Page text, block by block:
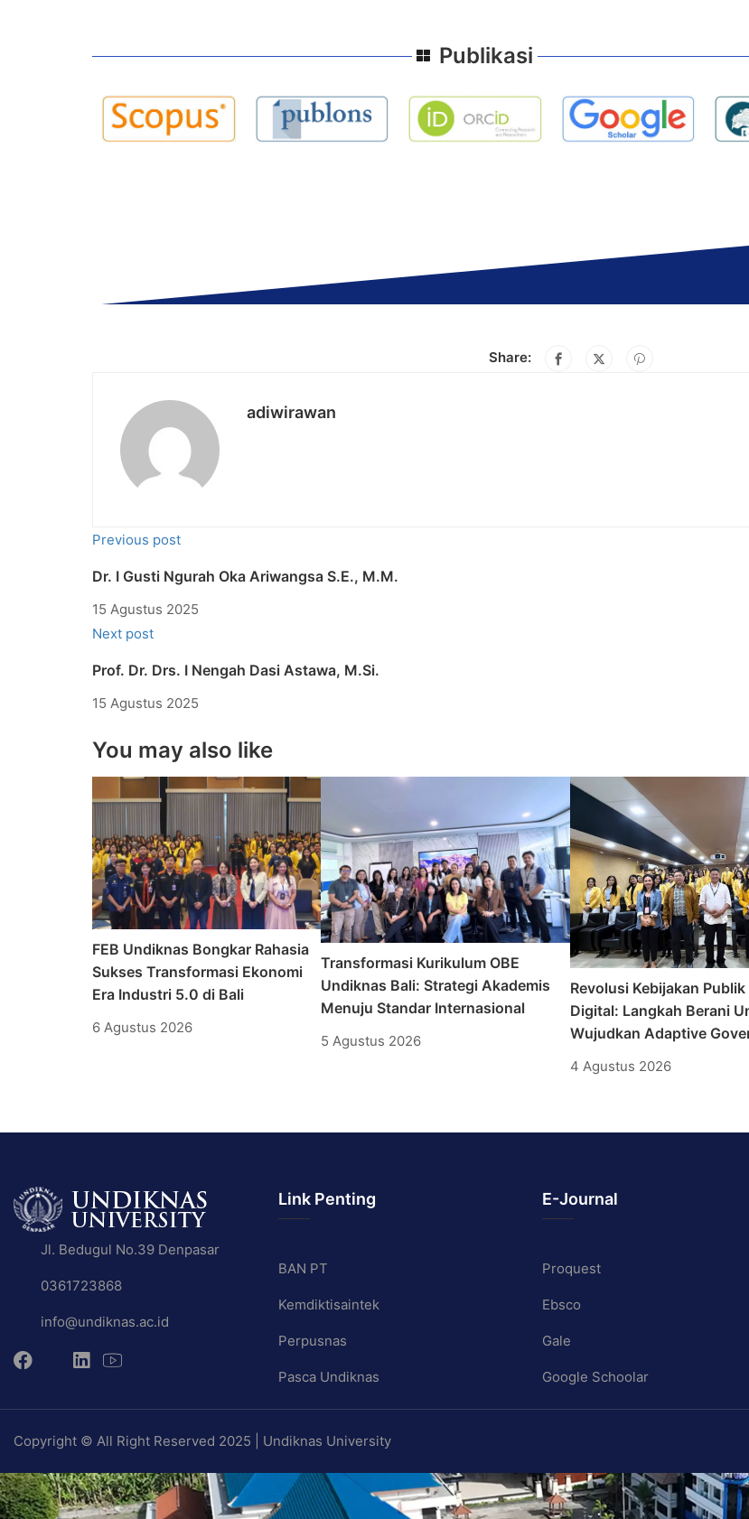
Publikasi
Share:
adiwirawan
Previous post
Dr. I Gusti Ngurah Oka Ariwangsa S.E., M.M.
15 Agustus 2025
Next post
Prof. Dr. Drs. I Nengah Dasi Astawa, M.Si.
15 Agustus 2025
You may also like
FEB Undiknas Bongkar Rahasia
Sukses Transformasi Ekonomi
Era Industri 5.0 di Bali
6 Agustus 2026
Transformasi Kurikulum OBE
Undiknas Bali: Strategi Akademis
Menuju Standar Internasional
5 Agustus 2026
Revolusi Kebijakan
Digital: Langkah Berani
Wujudkan Adaptive
4 Agustus 2026
Jl. Bedugul No.39 Denpasar
0361723868
info@undiknas.ac.id
Link Penting
BAN PT
Kemdiktisaintek
Perpusnas
Pasca Undiknas
E-Journal
Proquest
Ebsco
Gale
Google Schoolar
Copyright © All Right Reserved 2025 | Undiknas University